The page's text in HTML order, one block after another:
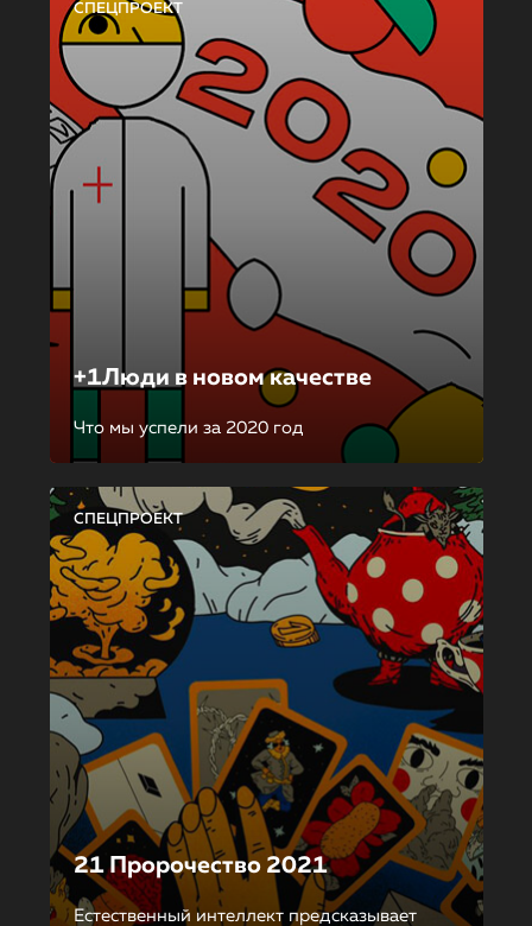
СПЕЦПРОЕКТ
+1Люди в новом качестве
Что мы успели за 2020 год
СПЕЦПРОЕКТ
21 Пророчество 2021
Естественный интеллект предсказывает